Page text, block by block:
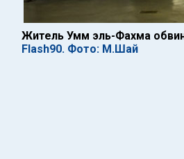
Житель Умм эль-Фахма
Flash90. Фото: М.Шай